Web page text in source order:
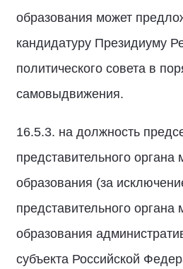
образования может
кандидатуру Президиуму
политического совета в
самовыдвижения.
16.5.3. на должность
представительного органа
образования (за
представительного органа
образования
субъекта Российской